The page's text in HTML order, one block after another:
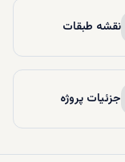
نقشه طبقات
جزئیات پروژه